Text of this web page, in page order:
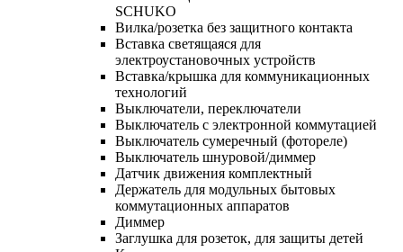
SCHUKO
Вилка/розетка без защитного контакта
Вставка светящаяся для
электроустановочных устройств
Вставка/крышка для коммуникационных
технологий
Выключатели, переключатели
Выключатель с электронной коммутацией
Выключатель сумеречный (фотореле)
Выключатель шнуровой/диммер
Датчик движения комплектный
Держатель для модульных бытовых
коммутационных аппаратов
Диммер
Заглушка для розеток, для защиты детей